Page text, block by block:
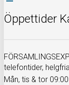
Öppettider
telefontider,
Mån, tis & tor